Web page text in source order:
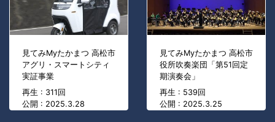
見てみMyたかまつ 高松市
アグリ・スマートシティ
実証事業
再生 : 311回
公開 : 2025.3.28
見てみMyたかまつ 高松市
役所吹奏楽団「第51回定
期演奏会」
再生 : 539回
公開 : 2025.3.25